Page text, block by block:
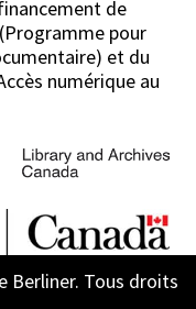
de
pour
et du
numérique au
Berliner. Tous droits